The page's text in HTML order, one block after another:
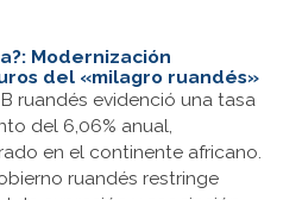
Modernización
del «milagro ruandés»
ruandés evidenció una tasa
del 6,06% anual,
en el continente africano.
ruandés restringe